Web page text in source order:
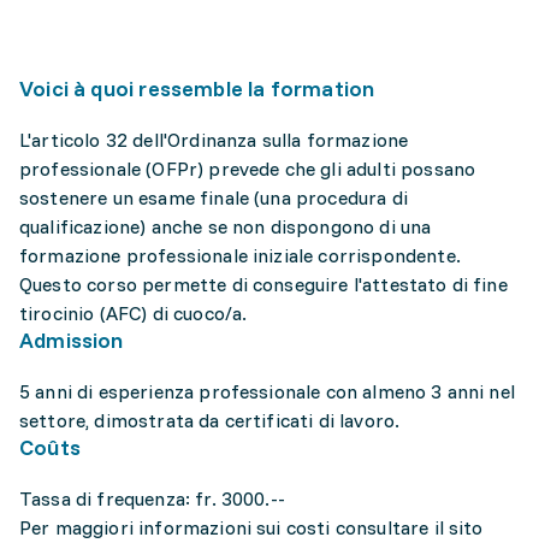
Voici à quoi ressemble la formation
L'articolo 32 dell'Ordinanza sulla formazione
professionale (OFPr) prevede che gli adulti possano
sostenere un esame finale (una procedura di
qualificazione) anche se non dispongono di una
formazione professionale iniziale corrispondente.
Questo corso permette di conseguire l'attestato di fine
tirocinio (AFC) di cuoco/a.
Admission
5 anni di esperienza professionale con almeno 3 anni nel
settore, dimostrata da certificati di lavoro.
Coûts
Tassa di frequenza: fr. 3000.--
Per maggiori informazioni sui costi consultare il sito